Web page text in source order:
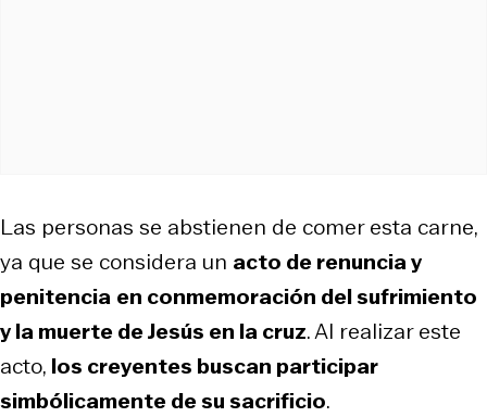
Las personas se abstienen de comer esta carne,
ya que se considera un acto de renuncia y
penitencia en conmemoración del sufrimiento
y la muerte de Jesús en la cruz. Al realizar este
acto, los creyentes buscan participar
simbólicamente de su sacrificio.